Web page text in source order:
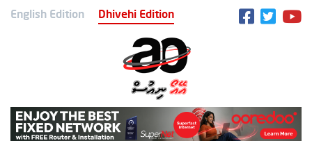
English Edition Dhivehi Edition